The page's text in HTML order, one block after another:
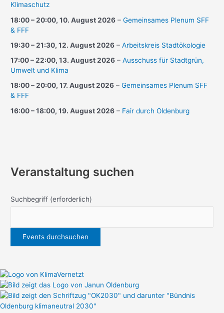
Klimaschutz
18:00–20:00,10. August 2026 –Gemeinsames Plenum SFF
& FFF
19:30–21:30,12. August 2026 –Arbeitskreis Stadtökologie
17:00–22:00,13. August 2026 –Ausschuss für Stadtgrün,
Umwelt und Klima
18:00–20:00,17. August 2026 –Gemeinsames Plenum SFF
& FFF
16:00–18:00,19. August 2026 – Fair durch Oldenburg
Veranstaltung suchen
Suchbegriff (erforderlich)